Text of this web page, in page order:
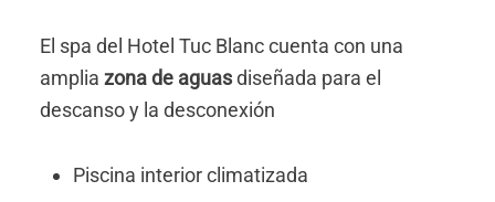
El spa del Hotel Tuc Blanc cuenta con una
amplia zona de aguasdiseñada para el
descanso y la desconexión
Piscina interior climatizada